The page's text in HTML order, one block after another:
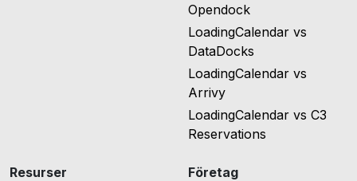
Opendock
LoadingCalendar vs
DataDocks
LoadingCalendar vs
Arrivy
LoadingCalendar vs C3
Reservations
Resurser
Företag